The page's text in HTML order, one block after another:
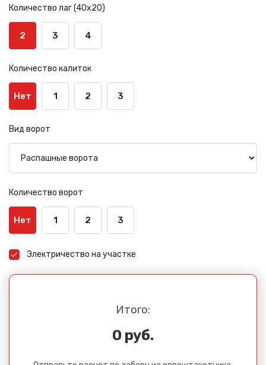
Количество лаг (40х20)
2 3 4
Количество калиток
Нет 1 2 3
Вид ворот
Количество ворот
Нет 1 2 3
Электричество на участке
Итого:
0 руб.